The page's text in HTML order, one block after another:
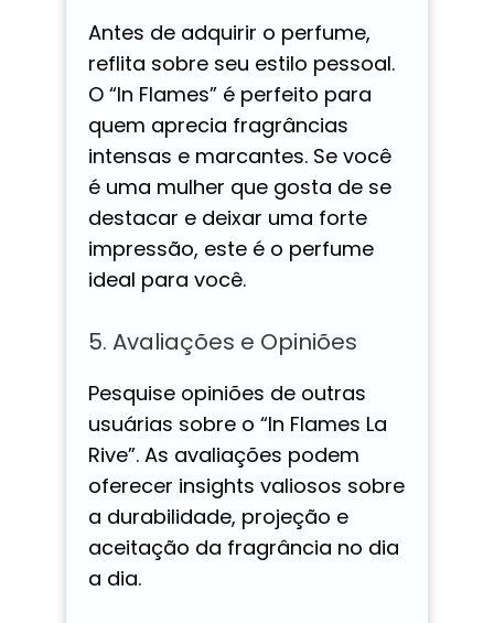
Antes de adquirir o perfume,
reflita sobre seu estilo pessoal.
O “In Flames” é perfeito para
quem aprecia fragrâncias
intensas e marcantes. Se você
é uma mulher que gosta de se
destacar e deixar uma forte
impressão, este é o perfume
ideal para você.
5. Avaliações e Opiniões
Pesquise opiniões de outras
usuárias sobre o “In Flames La
Rive”. As avaliações podem
oferecer insights valiosos sobre
a durabilidade, projeção e
aceitação da fragrância no dia
a dia.